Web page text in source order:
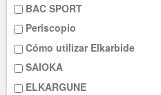
BAC SPORT
Periscopio
Cómo utilizar Elkarbide
SAIOKA
ELKARGUNE